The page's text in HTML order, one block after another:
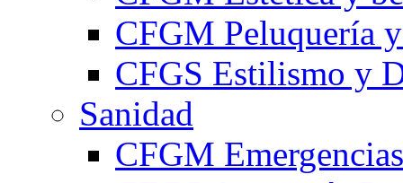
CFGM Peluquería
CFGS Estilismo y
Sanidad
CFGM